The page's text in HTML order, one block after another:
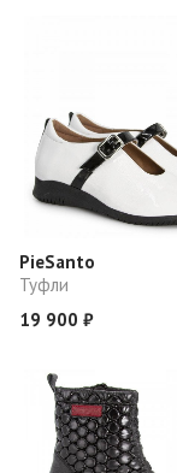
PieSanto
Туфли
19 900 ₽